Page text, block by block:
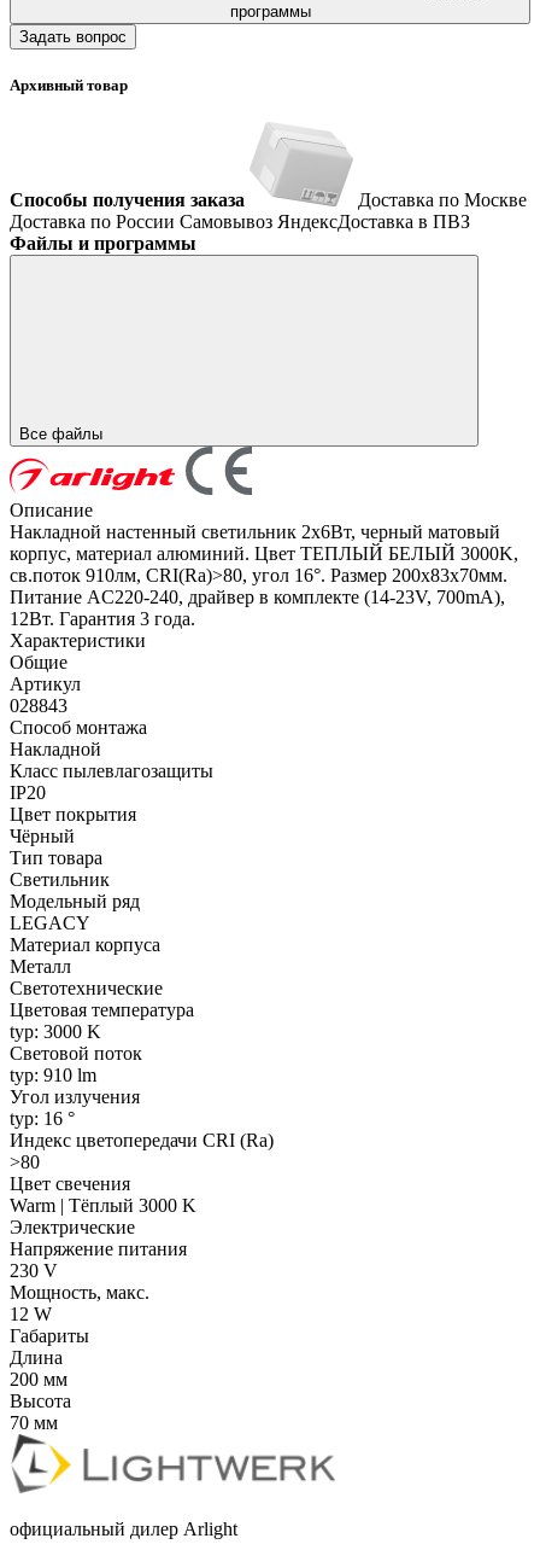
программы
Задать вопрос
Архивный товар
Способы получения заказа
Доставка по Москве
Доставка по России Самовывоз ЯндексДоставка в ПВЗ
Файлы и программы
Все файлы
Описание
Накладной настенный светильник 2х6Вт, черный матовый
корпус, материал алюминий. Цвет ТЕПЛЫЙ БЕЛЫЙ 3000K,
св.поток 910лм, CRI(Ra)>80, угол 16°. Размер 200x83x70мм.
Питание AC220-240, драйвер в комплекте (14-23V, 700mA),
12Вт. Гарантия 3 года.
Характеристики
Общие
Артикул
028843
Способ монтажа
Накладной
Класс пылевлагозащиты
IP20
Цвет покрытия
Чёрный
Тип товара
Светильник
Модельный ряд
LEGACY
Материал корпуса
Металл
Светотехнические
Цветовая температура
typ: 3000 K
Световой поток
typ: 910 lm
Угол излучения
typ: 16 °
Индекс цветопередачи CRI (Ra)
>80
Цвет свечения
Warm | Тёплый 3000 K
Электрические
Напряжение питания
230 V
Мощность, макс.
12 W
Габариты
Длина
200 мм
Высота
70 мм
официальный дилер Arlight